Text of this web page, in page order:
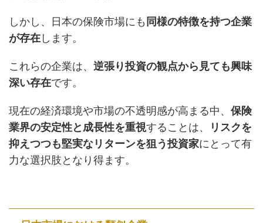
しかし、日本の保険市場にも 同様の特徴を持つ企業
が存在します。
これらの企業は、 逆張り投資の観点から見ても興味
深い存在です。
現在の経済環境や市場の不透明感が高まる中、 保険
業界の安定性と成長性を重視することは、
リスクを
抑えつつも堅実なリターンを狙う投資家にとって有
力な選択肢となり得ます。